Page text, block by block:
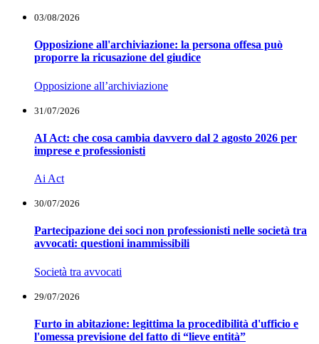
03/08/2026
Opposizione all'archiviazione: la persona offesa può
proporre la ricusazione del giudice
Opposizione all’archiviazione
31/07/2026
AI Act: che cosa cambia davvero dal 2 agosto 2026 per
imprese e professionisti
Ai Act
30/07/2026
Partecipazione dei soci non professionisti nelle società tra
avvocati: questioni inammissibili
Società tra avvocati
29/07/2026
Furto in abitazione: legittima la procedibilità d'ufficio e
l'omessa previsione del fatto di “lieve entità”